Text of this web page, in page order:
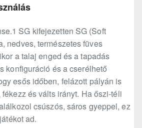
SG kifejezetten SG (Soft
nedves, természetes füves
a talaj enged és a tapadás
konfiguráció és a cserélhető
esős időben, felázott pályán is
és válts irányt. Ha őszi-téli
csúszós, sáros gyeppel, ez
ad.